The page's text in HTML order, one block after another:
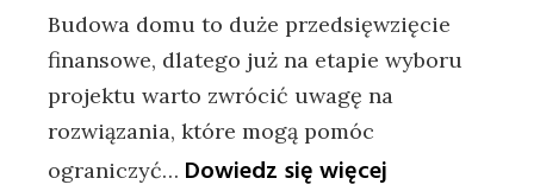
Budowa domu to duże przedsięwzięcie
finansowe, dlatego już na etapie wyboru
projektu warto zwrócić uwagę na
rozwiązania, które mogą pomóc
ograniczyć… Dowiedz się więcej